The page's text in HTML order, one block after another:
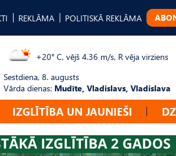
REKLĀMA POLITISKĀ REKLĀMA
+20° C, vējš 4.36 m/s, R vēja virziens
Sestdiena, 8. augusts
Vārda dienas: Mudīte, Vladislavs, Vladislava
IZGLĪTĪBA UN JAUNIEŠI